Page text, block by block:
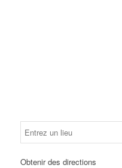
Obtenir des directions